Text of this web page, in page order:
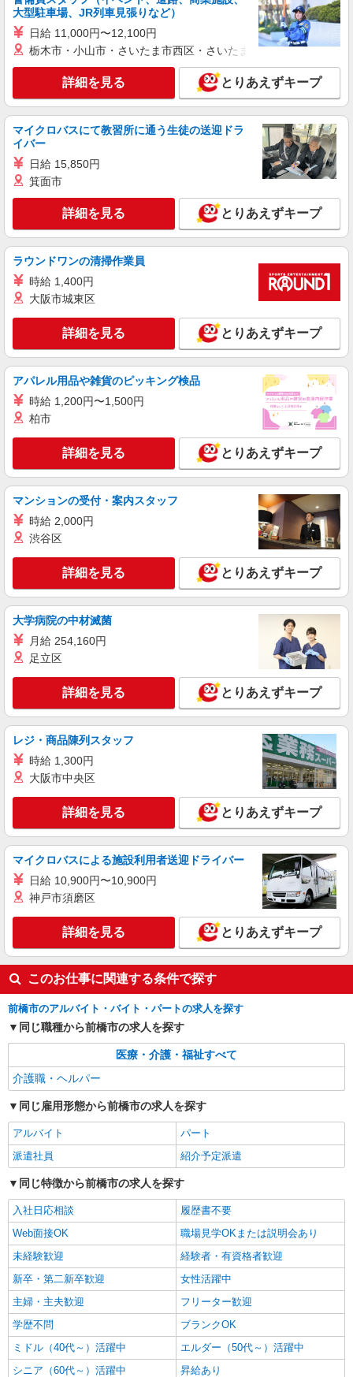
中央前橋駅のシニアマンション▼フロアの巡回
時給1500円〜2125円 ★即日払いOK★交通費
全支給（ガソリン代含む）
前橋市三河町
キープ 詳細を見る
派遣社員
（株）ウィルオブ・ワークCW 高崎支店/ms100101
時給1300円 ◆前払い・日払い・週払いOK
群馬県前橋市
キープ
派遣社員
中央前橋駅＊幅広い世代が活動中！サ高住のサ
時給1500円〜2150円 ＜日払い有/週払い有/交
通費全支給(ガソリン代含む)＞
前橋市三河町
詳細を見る
派遣社員
株式会社kotrio /●TK-H-1849891
レア＊欠員により急募！シニア向けマンション
時給1500円〜2125円 ＜日払い有/週払い有/交
前橋市三河町
キープ 詳細を見る
派遣社員
株式会社kotrio /●TK-H-1992331
江木駅⇒需要のある福祉業界で介護デビュー＊
資格支援あり
時給1500円〜2125円 ＜日払い有/週払い有/交
通費全支給(ガソリン代含む)＞
前橋市江木町 ＜最寄り：江木駅＞
キープ 詳細を見る
株式会社kotrio /●TK-H-1856415
群馬総社駅＊高級シニアマンションでのサポー
ト職員＊.・：゜
時給1500円〜2125円 ＜日払い有/週払い有/交
前橋市｜交通手段相談OK★
キープ 詳細を見る
派遣社員
株式会社kotrio /●TK-H-1990707
＜江木＞小さなデイサービスSTAFF募集≪週3
時給1500円〜2125円 ＜日払い有/週払い有/交
前橋市江木町 ＜最寄り：江木駅＞
詳細を見る
大型駐車場、JR列車見張りなど）
日給 11,000円〜12,100円
栃木市・小山市・さいたま市西区・さいたま市岩槻区・久喜市・
詳細を見る とりあえずキープ
マイクロバスにて教習所に通う生徒の送迎ドラ
イバー
日給 15,850円
箕面市
詳細を見る とりあえずキープ
ラウンドワンの清掃作業員
時給 1,400円
大阪市城東区
詳細を見る とりあえずキープ
アパレル用品や雑貨のピッキング検品
時給 1,200円〜1,500円
柏市
詳細を見る とりあえずキープ
マンションの受付・案内スタッフ
時給 2,000円
渋谷区
詳細を見る とりあえずキープ
大学病院の中材滅菌
月給 254,160円
足立区
詳細を見る とりあえずキープ
レジ・商品陳列スタッフ
時給 1,300円
大阪市中央区
詳細を見る とりあえずキープ
マイクロバスによる施設利用者送迎ドライバー
日給 10,900円〜10,900円
神戸市須磨区
詳細を見る とりあえずキープ
このお仕事に関連する条件で探す
前橋市のアルバイト・バイト・パートの求人を探す
同じ職種から前橋市の求人を探す
医療・介護・福祉すべて
介護職・ヘルパー
同じ雇用形態から前橋市の求人を探す
アルバイト
パート
派遣社員
紹介予定派遣
同じ特徴から前橋市の求人を探す
入社日応相談
履歴書不要
Web面接OK
職場見学OKまたは説明会あり
未経験歓迎
経験者・有資格者歓迎
新卒・第二新卒歓迎
女性活躍中
主婦・主夫歓迎
フリーター歓迎
学歴不問
ブランクOK
ミドル（40代～）活躍中
エルダー（50代～）活躍中
シニア（60代～）活躍中
昇給あり